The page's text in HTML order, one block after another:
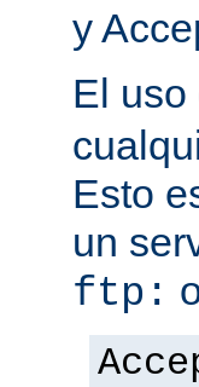
y
El uso
Esto
un
ftp: